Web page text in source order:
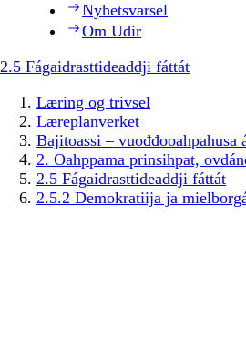
Nyhetsvarsel
Om Udir
2.5 Fágaidrasttideaddji fáttát
Læring og trivsel
Læreplanverket
Bajitoassi –
2. Oahppama prinsihpat,
2.5 Fágaidrasttideaddji fáttát
2.5.2 Demokratiija ja